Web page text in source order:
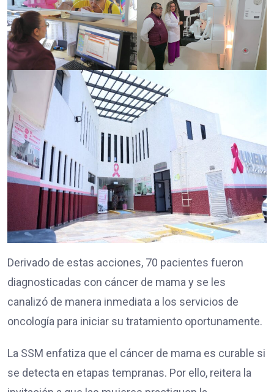
Derivado de estas acciones, 70 pacientes fueron
diagnosticadas con cáncer de mama y se les
canalizó de manera inmediata a los servicios de
oncología para iniciar su tratamiento oportunamente.
La SSM enfatiza que el cáncer de mama es curable si
se detecta en etapas tempranas. Por ello, reitera la